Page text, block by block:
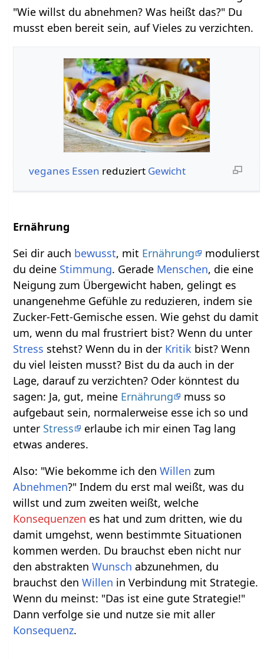
"Wie willst du abnehmen? Was heißt das?" Du
musst eben bereit sein, auf Vieles zu verzichten.
veganes Essen reduziert Gewicht
Ernährung
Sei dir auch bewusst, mit Ernährung
modulierst
du deine Stimmung. Gerade Menschen, die eine
Neigung zum Übergewicht haben, gelingt es
unangenehme Gefühle zu reduzieren, indem sie
Zucker-Fett-Gemische essen. Wie gehst du damit
um, wenn du mal frustriert bist? Wenn du unter
Stress stehst? Wenn du in der Kritik bist? Wenn
du viel leisten musst? Bist du da auch in der
Lage, darauf zu verzichten? Oder könntest du
sagen: Ja, gut, meine Ernährung
muss so
aufgebaut sein, normalerweise esse ich so und
unter Stress
erlaube ich mir einen Tag lang
etwas anderes.
Also: "Wie bekomme ich denWillen zum
Abnehmen?" Indem du erst mal weißt, was du
willst und zum zweiten weißt, welche
Konsequenzen es hat und zum dritten, wie du
damit umgehst, wenn bestimmte Situationen
kommen werden. Du brauchst eben nicht nur
den abstraktenWunsch abzunehmen, du
brauchst denWillen in Verbindung mit Strategie.
Wenn du meinst: "Das ist eine gute Strategie!"
Dann verfolge sie und nutze sie mit aller
Konsequenz.